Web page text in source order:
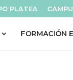
PLATEA
FORMACIÓN